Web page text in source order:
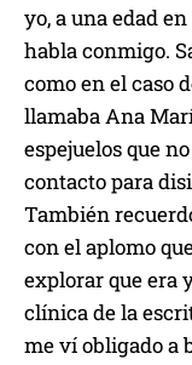
yo, a una edad
habla conmigo.
como en el caso
llamaba Ana
espejuelos que
contacto para
También
con el aplomo
explorar que era
clínica de la
me ví obligado a